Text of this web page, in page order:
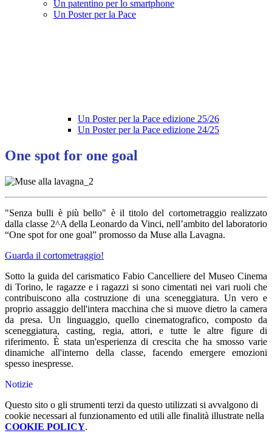
Un patentino per lo smartphone
Un Poster per la Pace
Un Poster per la Pace edizione 25/26
Un Poster per la Pace edizione 24/25
One spot for one goal
"Senza bulli è più bello" è il titolo del cortometraggio realizzato
dalla classe 2^A della Leonardo da Vinci, nell’ambito del laboratorio
“One spot for one goal” promosso da Muse alla Lavagna.
Guarda il cortometraggio!
Sotto la guida del carismatico Fabio Cancelliere del Museo Cinema
di Torino, le ragazze e i ragazzi si sono cimentati nei vari ruoli che
contribuiscono alla costruzione di una sceneggiatura. Un vero e
proprio assaggio dell'intera macchina che si muove dietro la camera
da presa. Un linguaggio, quello cinematografico, composto da
sceneggiatura, casting, regia, attori, e tutte le altre figure di
riferimento. È stata un'esperienza di crescita che ha smosso varie
dinamiche all'interno della classe, facendo emergere emozioni
spesso inespresse.
Notizie
Questo sito o gli strumenti terzi da questo utilizzati si avvalgono di
cookie necessari al funzionamento ed utili alle finalità illustrate nella
COOKIE POLICY.